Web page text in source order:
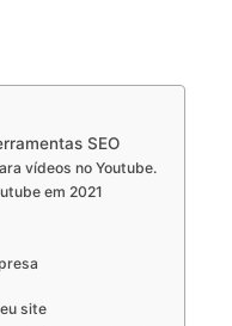
SEO
vídeos no Youtube.
em 2021
site